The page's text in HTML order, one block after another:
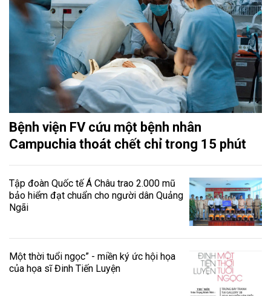
Bệnh viện FV cứu một bệnh nhân
Campuchia thoát chết chỉ trong 15 phút
Tập đoàn Quốc tế Á Châu trao 2.000 mũ
bảo hiểm đạt chuẩn cho người dân Quảng
Ngãi
Một thời tuổi ngọc” - miền ký ức hội họa
của họa sĩ Đinh Tiến Luyện